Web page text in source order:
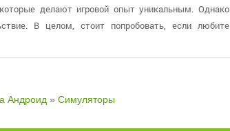
делают игровой опыт уникальным. Однако
В целом, стоит попробовать, если любите
Андроид » Симуляторы